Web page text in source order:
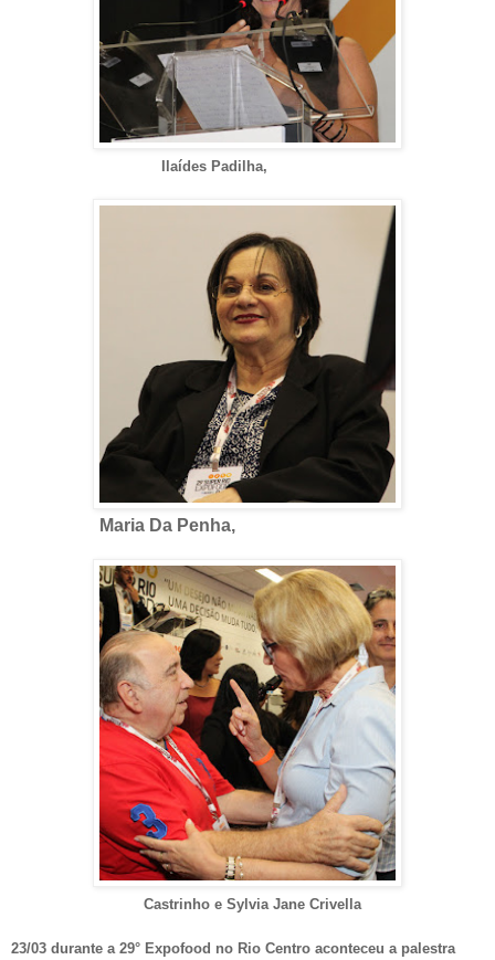
Ilaídes Padilha,
Maria Da Penha,
Castrinho e Sylvia Jane Crivella
23/03 durante a 29° Expofood no Rio Centro aconteceu a palestra